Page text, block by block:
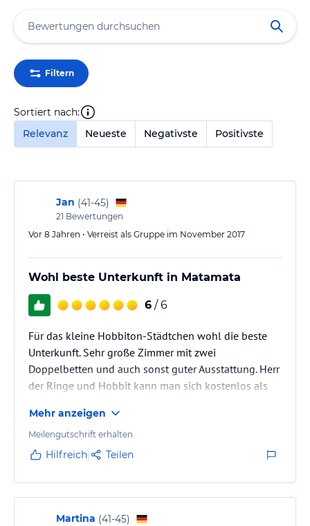
Filtern
Sortiert nach:
Relevanz
Neueste Negativste Positivste
Jan (41-45)
21 Bewertungen
Vor 8 Jahren • Verreist als Gruppe im November 2017
Wohl beste Unterkunft in Matamata
6 / 6
Für das kleine Hobbiton-Städtchen wohl die beste
Unterkunft. Sehr große Zimmer mit zwei
Doppelbetten und auch sonst guter Ausstattung. Herr
der Ringe und Hobbit kann man sich kostenlos als
In Laufweite des sehr guten Restaurant Workmans.
Mehr anzeigen
Meilengutschrift erhalten
Hilfreich Teilen
Martina (41-45)